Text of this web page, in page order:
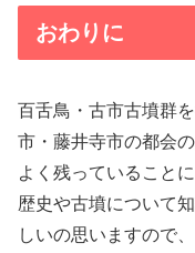
おわりに
百舌鳥・古市古墳群
市・藤井寺市の都会
よく残っていること
歴史や古墳について
しいの思いますので